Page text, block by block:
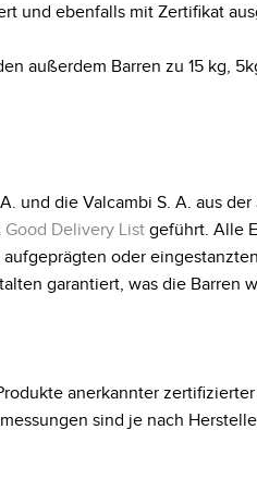
und ebenfalls mit Zertifikat
außerdem Barren zu 15 kg,
und die Valcambi S. A. aus
Good Delivery List geführt. Alle
oder
garantiert, was die Barren
anerkannter
sind je nach